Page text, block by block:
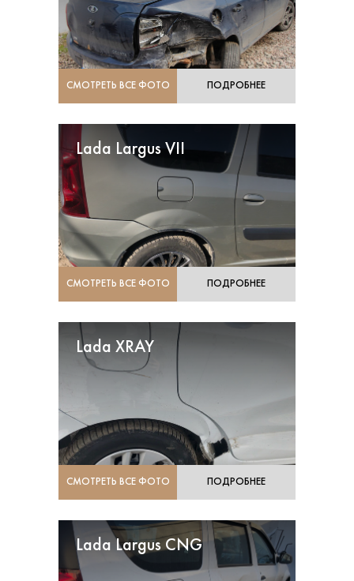
СМОТРЕТЬ ВСЕ ФОТО ПОДРОБНЕЕ
Lada Largus VII
СМОТРЕТЬ ВСЕ ФОТО ПОДРОБНЕЕ
Lada XRAY
СМОТРЕТЬ ВСЕ ФОТО ПОДРОБНЕЕ
Lada Largus CNG